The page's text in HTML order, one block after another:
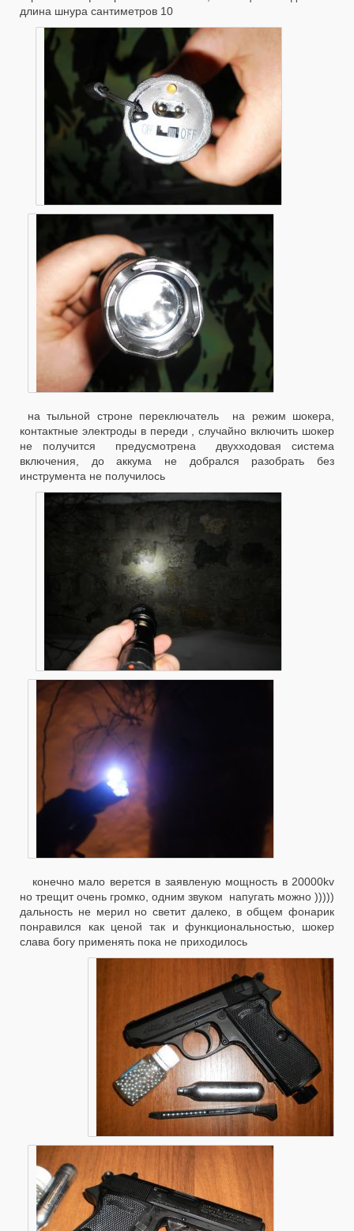
длина шнура сантиметров 10
на тыльной строне переключатель на режим шокера,
контактные электроды в переди , случайно включить шокер
не получится предусмотрена двухходовая система
включения, до аккума не добрался разобрать без
инструмента не получилось
конечно мало верется в заявленую мощность в 20000kv
но трещит очень громко, одним звуком напугать можно )))))
дальность не мерил но светит далеко, в общем фонарик
понравился как ценой так и функциональностью, шокер
слава богу применять пока не приходилось